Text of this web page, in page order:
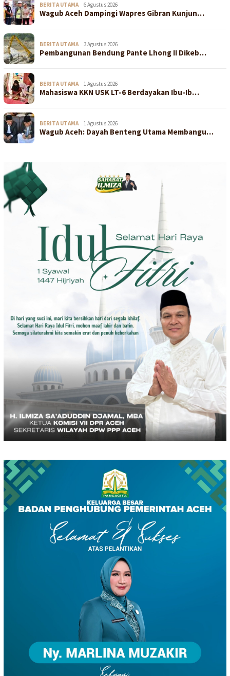
BERITA UTAMA 6 Agustus 2026
Wagub Aceh Dampingi Wapres Gibran Kunjun…
BERITA UTAMA 3 Agustus 2026
Pembangunan Bendung Pante Lhong II Dikeb…
BERITA UTAMA 1 Agustus 2026
Mahasiswa KKN USK LT-6 Berdayakan Ibu-Ib…
BERITA UTAMA 1 Agustus 2026
Wagub Aceh: Dayah Benteng Utama Membangu…